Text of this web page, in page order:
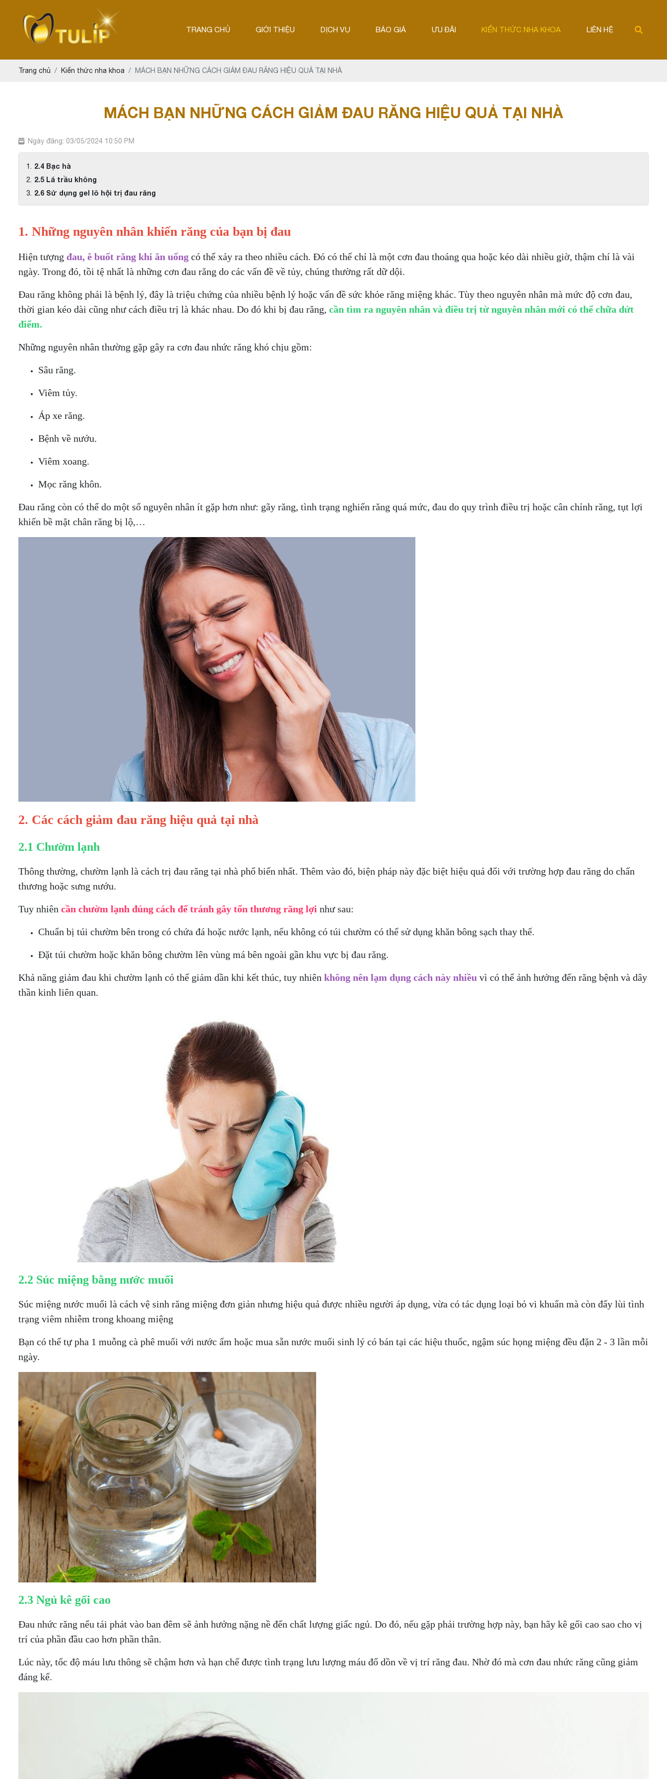
TRANG CHỦ GIỚI THIỆU DỊCH VỤ BÁO GIÁ ƯU ĐÃI KIẾN THỨC NHA KHOA LIÊN HỆ
Trang chủ Kiến thức nha khoa MÁCH BẠN NHỮNG CÁCH GIẢM ĐAU RĂNG HIỆU QUẢ TẠI NHÀ
MÁCH BẠN NHỮNG CÁCH GIẢM ĐAU RĂNG HIỆU QUẢ TẠI NHÀ
Ngày đăng: 03/05/2024 10:50 PM
2.4 Bạc hà
2.5 Lá trầu không
2.6 Sử dụng gel lô hội trị đau răng
1. Những nguyên nhân khiến răng của bạn bị đau
Hiện tượng đau, ê buốt răng khi ăn uống có thể xảy ra theo nhiều cách. Đó có thể chỉ là một cơn đau thoáng qua hoặc kéo dài nhiều giờ, thậm chí là vài
ngày. Trong đó, tồi tệ nhất là những cơn đau răng do các vấn đề về tủy, chúng thường rất dữ dội.
Đau răng không phải là bệnh lý, đây là triệu chứng của nhiều bệnh lý hoặc vấn đề sức khỏe răng miệng khác. Tùy theo nguyên nhân mà mức độ cơn đau,
thời gian kéo dài cũng như cách điều trị là khác nhau. Do đó khi bị đau răng, cần tìm ra nguyên nhân và điều trị từ nguyên nhân mới có thể chữa dứt
điểm.
Những nguyên nhân thường gặp gây ra cơn đau nhức răng khó chịu gồm:
Sâu răng.
Viêm tủy.
Áp xe răng.
Bệnh về nướu.
Viêm xoang.
Mọc răng khôn.
Đau răng còn có thể do một số nguyên nhân ít gặp hơn như: gãy răng, tình trạng nghiến răng quá mức, đau do quy trình điều trị hoặc cân chỉnh răng, tụt lợi
khiến bề mặt chân răng bị lộ,…
2. Các cách giảm đau răng hiệu quả tại nhà
2.1 Chườm lạnh
Thông thường, chườm lạnh là cách trị đau răng tại nhà phổ biến nhất. Thêm vào đó, biện pháp này đặc biệt hiệu quả đối với trường hợp đau răng do chấn
thương hoặc sưng nướu.
Tuy nhiên cần chườm lạnh đúng cách để tránh gây tổn thương răng lợi như sau:
Chuẩn bị túi chườm bên trong có chứa đá hoặc nước lạnh, nếu không có túi chườm có thể sử dụng khăn bông sạch thay thế.
Đặt túi chườm hoặc khăn bông chườm lên vùng má bên ngoài gần khu vực bị đau răng.
Khả năng giảm đau khi chườm lạnh có thể giảm dần khi kết thúc, tuy nhiên không nên lạm dụng cách này nhiều vì có thể ảnh hưởng đến răng bệnh và dây
thần kinh liên quan.
2.2 Súc miệng bằng nước muối
Súc miệng nước muối là cách vệ sinh răng miệng đơn giản nhưng hiệu quả được nhiều người áp dụng, vừa có tác dụng loại bỏ vi khuẩn mà còn đẩy lùi tình
trạng viêm nhiễm trong khoang miệng
Bạn có thể tự pha 1 muỗng cà phê muối với nước ấm hoặc mua sẵn nước muối sinh lý có bán tại các hiệu thuốc, ngậm súc họng miệng đều đặn 2 - 3 lần mỗi
ngày.
2.3 Ngủ kê gối cao
Đau nhức răng nếu tái phát vào ban đêm sẽ ảnh hưởng nặng nề đến chất lượng giấc ngủ. Do đó, nếu gặp phải trường hợp này, bạn hãy kê gối cao sao cho vị
trí của phần đầu cao hơn phần thân.
Lúc này, tốc độ máu lưu thông sẽ chậm hơn và hạn chế được tình trạng lưu lượng máu đổ dồn về vị trí răng đau. Nhờ đó mà cơn đau nhức răng cũng giảm
đáng kể.